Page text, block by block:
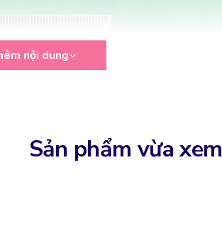
nội dung
Sản phẩm vừa xem